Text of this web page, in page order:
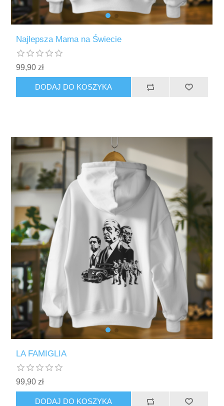
Najlepsza Mama na Świecie
99,90 zł
DODAJ DO KOSZYKA
LA FAMIGLIA
99,90 zł
DODAJ DO KOSZYKA